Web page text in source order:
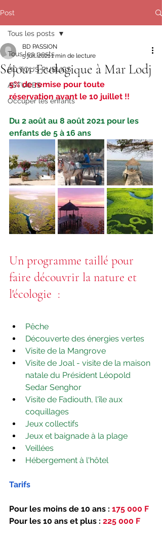
Post
Tous les posts
BD TOUS PUBLICS
ASTUCES
Occuper les enfants
Tous les posts
Séjour Ecologique à Mar Lodj
BD PASSION
5 juil. 20211 min de lecture
5% de remise pour toute
réservation avant le 10 juillet !!
Du 2 août au 8 août 2021 pour les
enfants de 5 à 16 ans
Un programme taillé pour
faire découvrir la nature et
l'écologie  :
Pêche
Découverte des énergies vertes
Visite de la Mangrove
Visite de Joal - visite de la maison
natale du Président Léopold
Sedar Senghor
Visite de Fadiouth, l'île aux
coquillages
Jeux collectifs
Jeux et baignade à la plage
Veillées
Hébergement à l'hôtel
Tarifs
Pour les moins de 10 ans : 175 000 F
Pour les 10 ans et plus : 225 000 F